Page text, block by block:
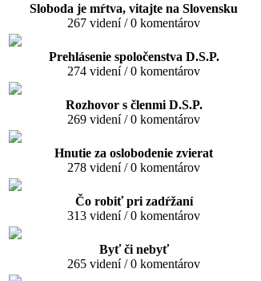
Sloboda je mŕtva, vitajte na Slovensku
267 videní / 0 komentárov
Prehlásenie spoločenstva D.S.P.
274 videní / 0 komentárov
Rozhovor s členmi D.S.P.
269 videní / 0 komentárov
Hnutie za oslobodenie zvierat
278 videní / 0 komentárov
Čo robiť pri zadŕžaní
313 videní / 0 komentárov
Byť či nebyť
265 videní / 0 komentárov